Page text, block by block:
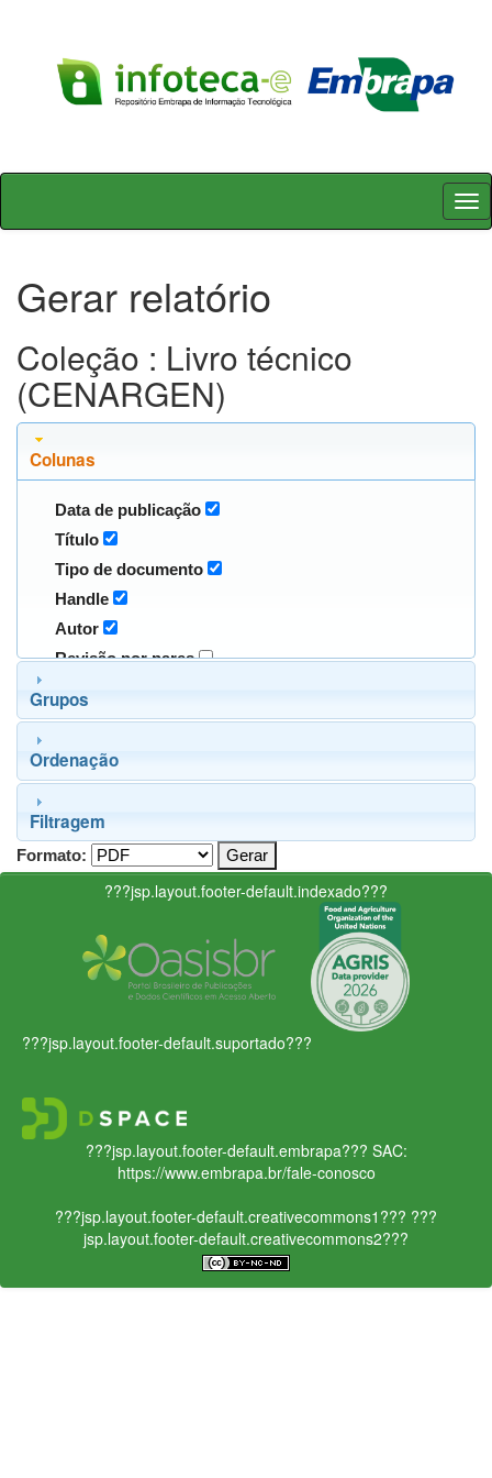
Skip
Gerar relatório
Coleção : Livro técnico
(CENARGEN)
Colunas
Data de publicação
Título
Tipo de documento
Handle
Autor
Revisão por pares
Grupos
Ordenação
Filtragem
Formato:
???jsp.layout.footer-default.indexado???
???jsp.layout.footer-default.suportado???
???jsp.layout.footer-default.embrapa??? SAC:
https://www.embrapa.br/fale-conosco
???jsp.layout.footer-default.creativecommons1??? ???
jsp.layout.footer-default.creativecommons2???